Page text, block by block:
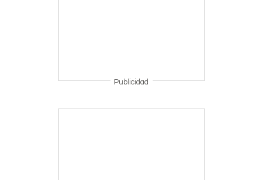
Publicidad